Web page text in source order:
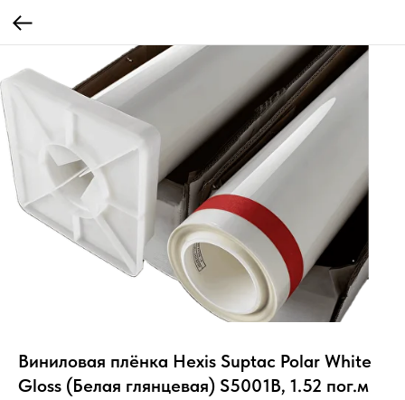
Виниловая плёнка Hexis Suptac Polar White
Gloss (Белая глянцевая) S5001B, 1.52 пог.м